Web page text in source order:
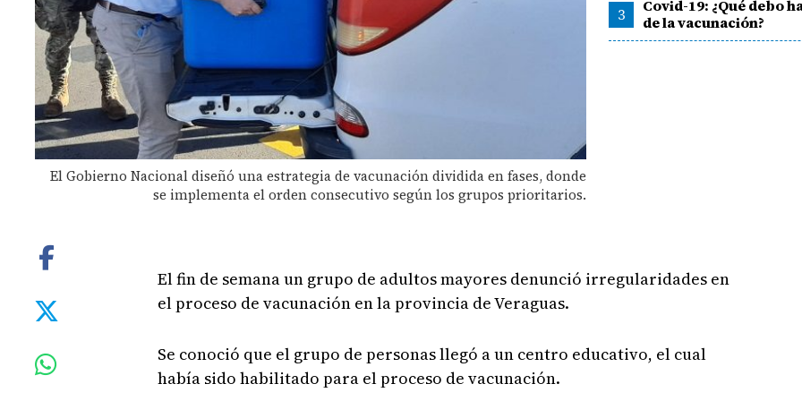
El Gobierno Nacional diseñó una estrategia de vacunación dividida en fases, donde
se implementa el orden consecutivo según los grupos prioritarios.
3
Covid-19: ¿Qué debo
de la vacunación?
El fin de semana un grupo de adultos mayores denunció irregularidades en
el proceso de vacunación en la provincia de Veraguas.
Se conoció que el grupo de personas llegó a un centro educativo, el cual
había sido habilitado para el proceso de vacunación.